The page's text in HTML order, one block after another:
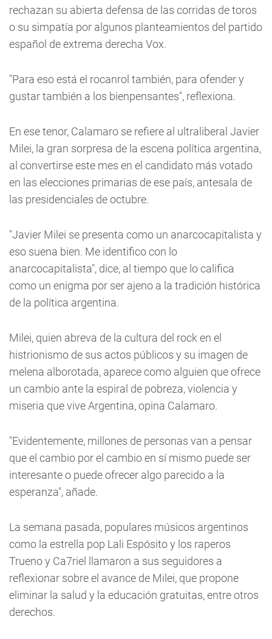
rechazan su abierta defensa de las corridas de toros
o su simpatía por algunos planteamientos del partido
español de extrema derecha Vox.
"Para eso está el rocanrol también, para ofender y
gustar también a los bienpensantes", reflexiona.
En ese tenor, Calamaro se refiere al ultraliberal Javier
Milei, la gran sorpresa de la escena política argentina,
al convertirse este mes en el candidato más votado
en las elecciones primarias de ese país, antesala de
las presidenciales de octubre.
"Javier Milei se presenta como un anarcocapitalista y
eso suena bien. Me identifico con lo
anarcocapitalista", dice, al tiempo que lo califica
como un enigma por ser ajeno a la tradición histórica
de la política argentina.
Milei, quien abreva de la cultura del rock en el
histrionismo de sus actos públicos y su imagen de
melena alborotada, aparece como alguien que ofrece
un cambio ante la espiral de pobreza, violencia y
miseria que vive Argentina, opina Calamaro.
"Evidentemente, millones de personas van a pensar
que el cambio por el cambio en sí mismo puede ser
interesante o puede ofrecer algo parecido a la
esperanza", añade.
La semana pasada, populares músicos argentinos
como la estrella pop Lali Espósito y los raperos
Trueno y Ca7riel llamaron a sus seguidores a
reflexionar sobre el avance de Milei, que propone
eliminar la salud y la educación gratuitas, entre otros
derechos.